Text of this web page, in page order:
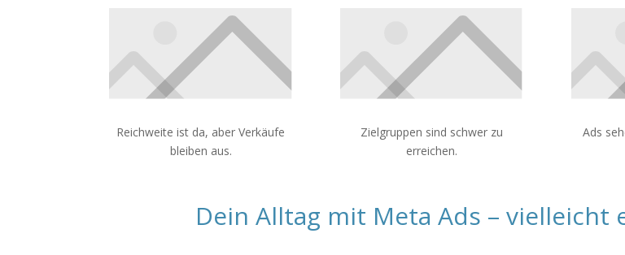
Reichweite ist da, aber Verkäufe
bleiben aus.
Zielgruppen sind schwer zu
erreichen.
Ads
Dein Alltag mit Meta Ads –